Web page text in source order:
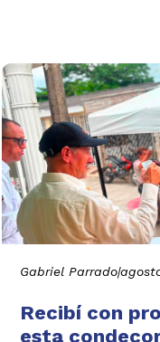
Gabriel Parrado|
Recibí con
esta